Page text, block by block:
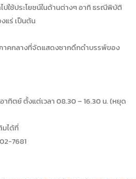
ใช้ประโยชน์ในด้านต่างๆ อาทิ ธรณีพิบัติ
แร่ เป็นต้น
าคกลางที่จัดแสดงซากดึกดำบรรพ์ของ
าทิตย์ ตั้งแต่เวลา 08.30 – 16.30 น. (หยุด
มได้ที่
7681